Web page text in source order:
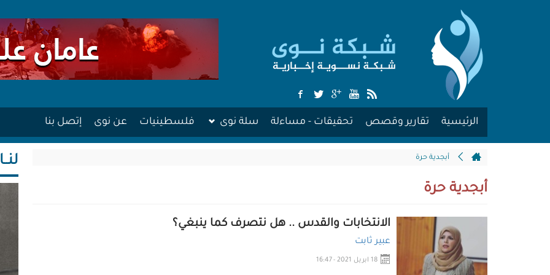
الرئيسية تقارير وقصص تحقيقات - مساءلة سلة نوى فلسطينيات عن نوى إتصل بنا
أبجدية حرة
أبجدية حرة
الانتخابات والقدس .. هل نتصرف كما ينبغي؟
عبير ثابت
18 ابريل 2021 - 16:47